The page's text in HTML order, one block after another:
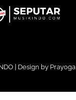
| Design by Prayoga